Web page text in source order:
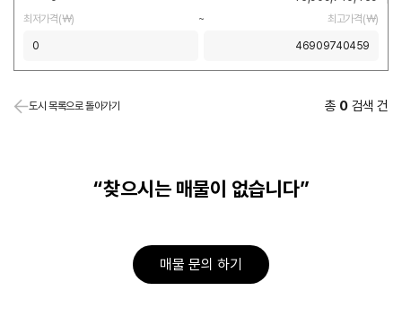
최저가격(￦)
~ 최고가격(￦)
도시 목록으로 돌아가기 총 0검색 건
“찾으시는 매물이 없습니다”
매물 문의 하기